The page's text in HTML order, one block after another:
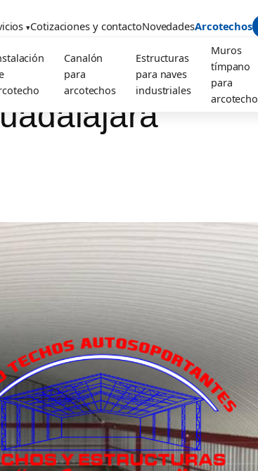
Canalón
para
arcotechos
Estructuras
para naves
industriales
Muros
tímpano
para
arcotecho
Cotizaciones y contactoNovedadesArcotechos